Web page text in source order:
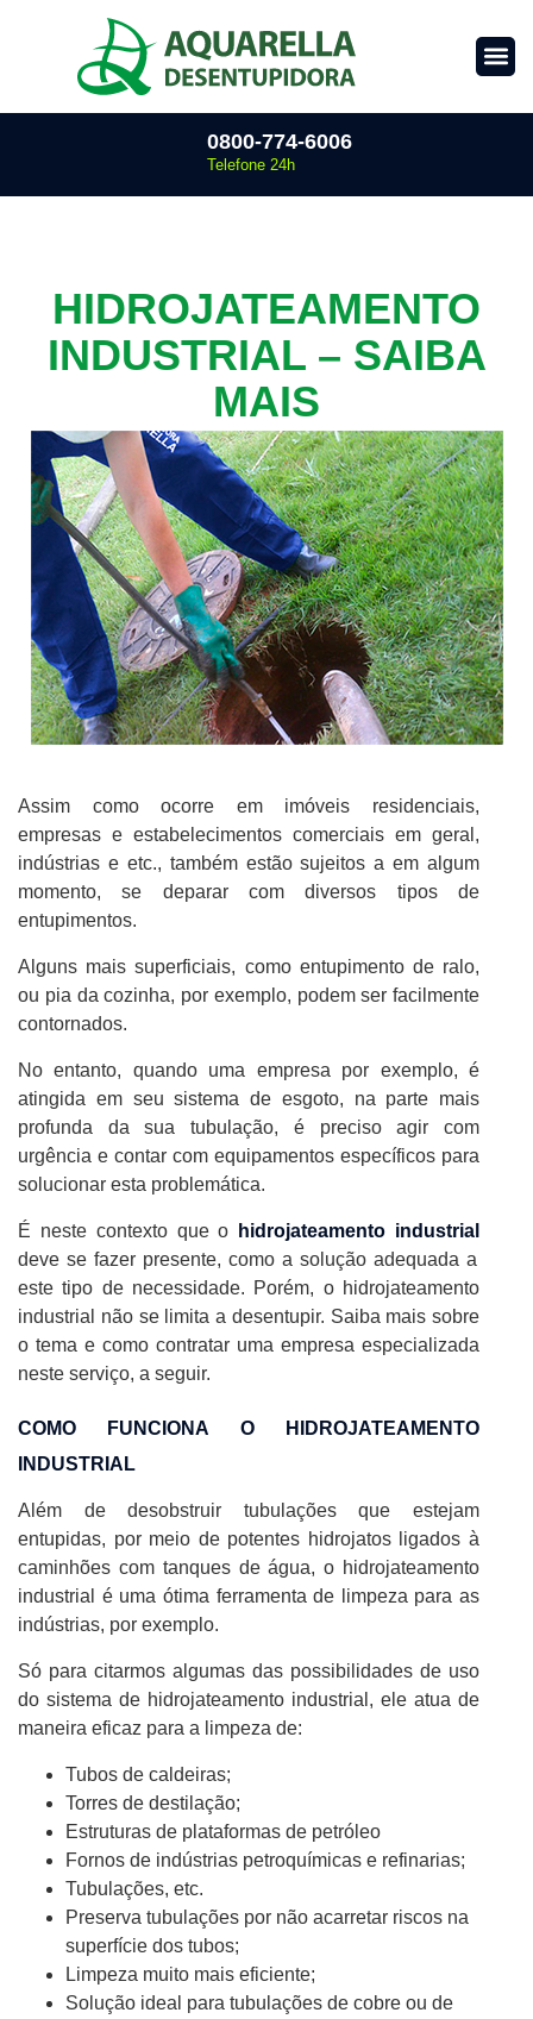
0800-774-6006
Telefone 24h
HIDROJATEAMENTO
INDUSTRIAL – SAIBA
MAIS
Assim como ocorre em imóveis residenciais,
empresas e estabelecimentos comerciais em geral,
indústrias e etc., também estão sujeitos a em algum
momento, se deparar com diversos tipos de
entupimentos.
Alguns mais superficiais, como entupimento de ralo,
ou pia da cozinha, por exemplo, podem ser facilmente
contornados.
No entanto, quando uma empresa por exemplo, é
atingida em seu sistema de esgoto, na parte mais
profunda da sua tubulação, é preciso agir com
urgência e contar com equipamentos específicos para
solucionar esta problemática.
É neste contexto que o
hidrojateamento industrial
deve se fazer presente, como a solução adequada a
este tipo de necessidade. Porém, o hidrojateamento
industrial não se limita a desentupir. Saiba mais sobre
o tema e como contratar uma empresa especializada
neste serviço, a seguir.
COMO FUNCIONA O HIDROJATEAMENTO
INDUSTRIAL
Além de desobstruir tubulações que estejam
entupidas, por meio de potentes hidrojatos ligados à
caminhões com tanques de água, o hidrojateamento
industrial é uma ótima ferramenta de limpeza para as
indústrias, por exemplo.
Só para citarmos algumas das possibilidades de uso
do sistema de hidrojateamento industrial, ele atua de
maneira eficaz para a limpeza de:
Tubos de caldeiras;
Torres de destilação;
Estruturas de plataformas de petróleo
Fornos de indústrias petroquímicas e refinarias;
Tubulações, etc.
Preserva tubulações por não acarretar riscos na
superfície dos tubos;
Limpeza muito mais eficiente;
Solução ideal para tubulações de cobre ou de